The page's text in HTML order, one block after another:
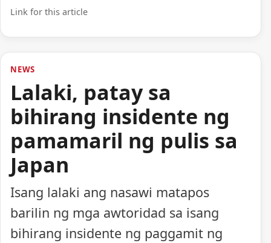
Link for this article
NEWS
Lalaki, patay sa
bihirang insidente ng
pamamaril ng pulis sa
Japan
Isang lalaki ang nasawi matapos
barilin ng mga awtoridad sa isang
bihirang insidente ng paggamit ng